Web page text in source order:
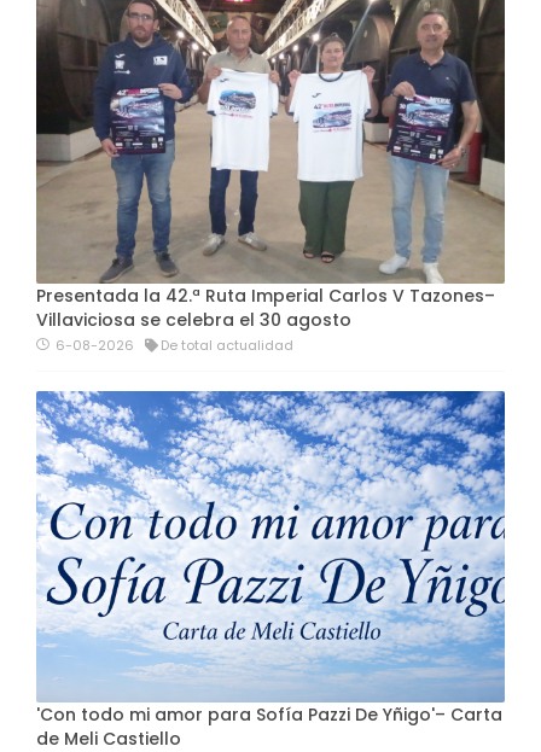
Presentada la 42.ª Ruta Imperial Carlos V Tazones–
Villaviciosa se celebra el 30 agosto
6-08-2026 De total actualidad
'Con todo mi amor para Sofía Pazzi De Yñigo'– Carta
de Meli Castiello